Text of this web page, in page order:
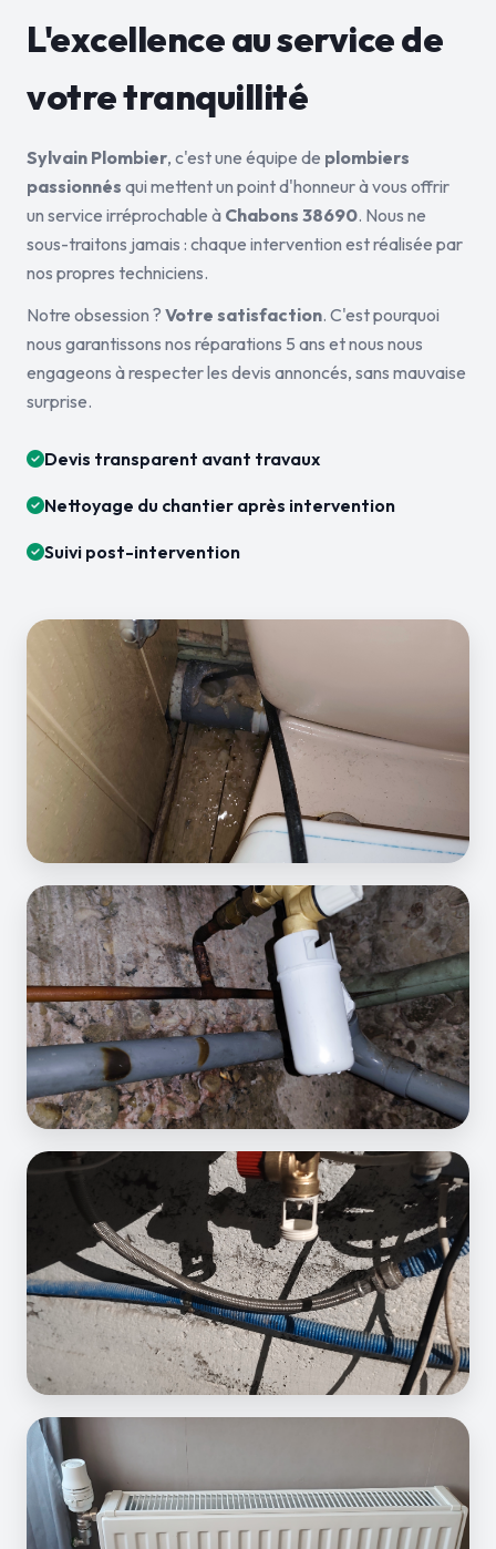
L'excellence au service de
votre tranquillité
Sylvain Plombier, c'est une équipe de plombiers
passionnés qui mettent un point d'honneur à vous offrir
un service irréprochable à Chabons 38690. Nous ne
sous-traitons jamais : chaque intervention est réalisée par
nos propres techniciens.
Notre obsession ? Votre satisfaction. C'est pourquoi
nous garantissons nos réparations 5 ans et nous nous
engageons à respecter les devis annoncés, sans mauvaise
surprise.
Devis transparent avant travaux
Nettoyage du chantier après intervention
Suivi post-intervention